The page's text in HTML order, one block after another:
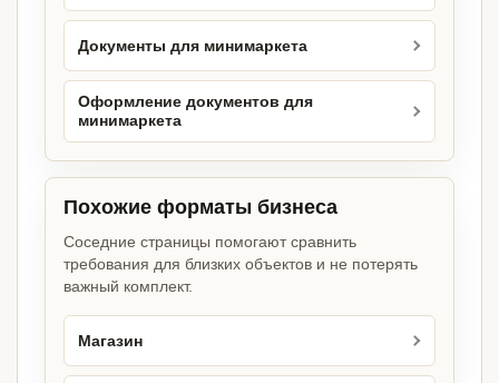
Документы для минимаркета
Оформление документов для
минимаркета
Похожие форматы бизнеса
Соседние страницы помогают сравнить
требования для близких объектов и не потерять
важный комплект.
Магазин